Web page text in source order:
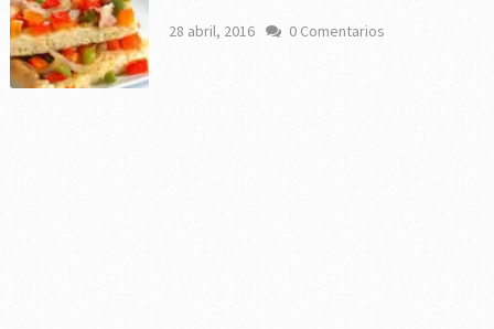
28 abril, 2016 0 Comentarios